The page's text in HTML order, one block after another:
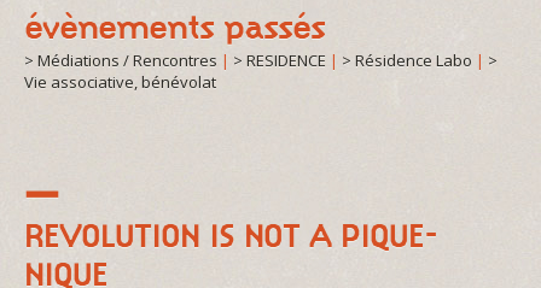
évènements passés
> Médiations / Rencontres | > RESIDENCE | > Résidence Labo | >
Vie associative, bénévolat
REVOLUTION IS NOT A PIQUE-
NIQUE